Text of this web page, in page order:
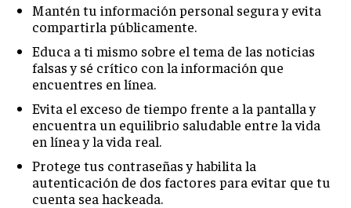
Mantén tu información personal segura y evita
compartirla públicamente.
Educa a ti mismo sobre el tema de las noticias
falsas y sé crítico con la información que
encuentres en línea.
Evita el exceso de tiempo frente a la pantalla y
encuentra un equilibrio saludable entre la vida
en línea y la vida real.
Protege tus contraseñas y habilita la
autenticación de dos factores para evitar que tu
cuenta sea hackeada.